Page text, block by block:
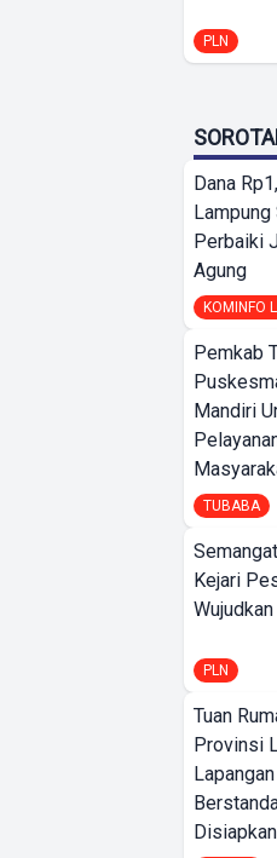
PLN
Dana
Lampung
Perbaiki
Agung
KOMINFO
Pemkab
Mandiri
TUBABA
Kejari
PLN
Tuan
Provinsi